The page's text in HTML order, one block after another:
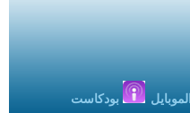
الموبايل بودكاست